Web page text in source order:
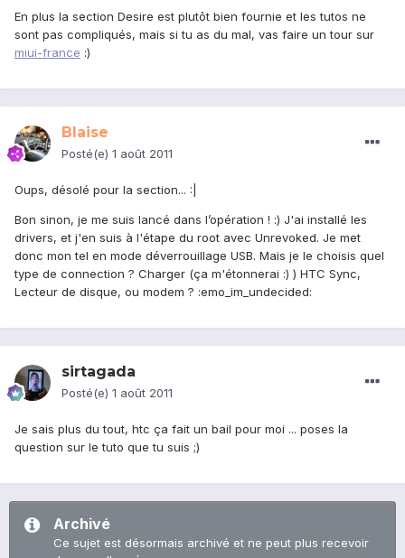
En plus la section Desire est plutôt bien fournie et les tutos ne
sont pas compliqués, mais si tu as du mal, vas faire un tour sur
miui-france :)
Blaise
Posté(e) 1 août 2011
Oups, désolé pour la section... :|
Bon sinon, je me suis lancé dans l’opération ! :) J'ai installé les
drivers, et j'en suis à l'étape du root avec Unrevoked. Je met
donc mon tel en mode déverrouillage USB. Mais je le choisis quel
type de connection ? Charger (ça m'étonnerai :) ) HTC Sync,
Lecteur de disque, ou modem ? :emo_im_undecided:
sirtagada
Posté(e) 1 août 2011
Je sais plus du tout, htc ça fait un bail pour moi ... poses la
question sur le tuto que tu suis ;)
Archivé
Ce sujet est désormais archivé et ne peut plus recevoir